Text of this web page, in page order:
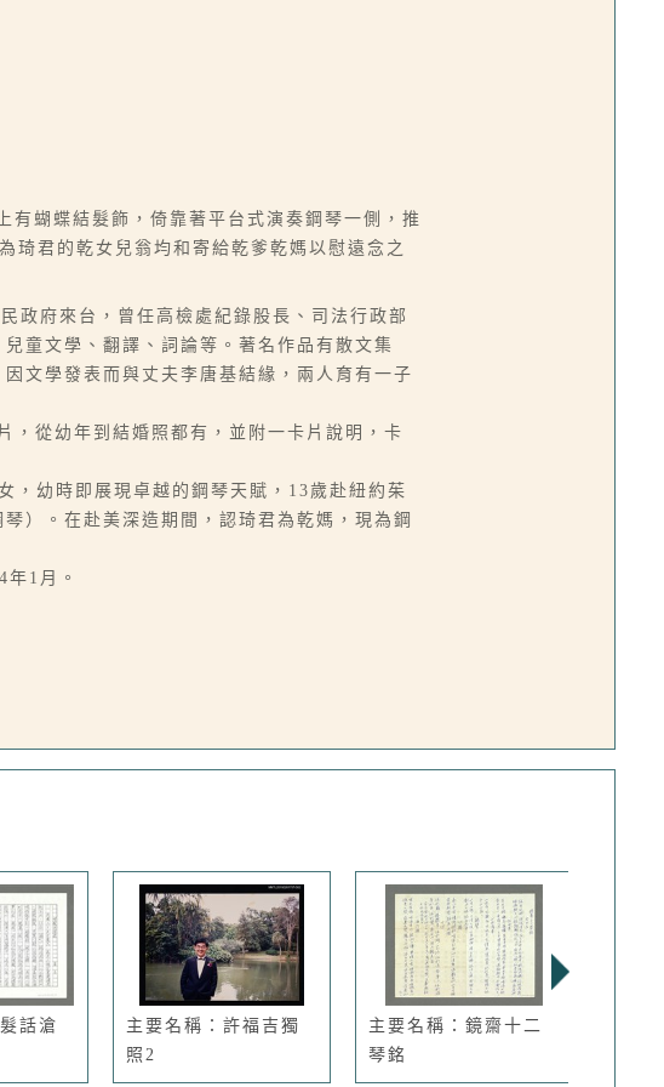
蝴蝶結髮飾，倚靠著平台式演奏鋼琴一側，推
君的乾女兒翁均和寄給乾爹乾媽以慰遠念之
政府來台，曾任高檢處紀錄股長、司法行政部
童文學、翻譯、詞論等。著名作品有散文集
文學發表而與丈夫李唐基結緣，兩人育有一子
從幼年到結婚照都有，並附一卡片說明，卡
，幼時即展現卓越的鋼琴天賦，13歲赴紐約茱
）。在赴美深造期間，認琦君為乾媽，現為鋼
1月。
話滄
主要名稱：許福吉獨
照2
主要名稱：鏡齋十二
琴銘